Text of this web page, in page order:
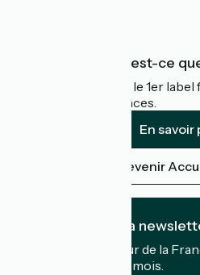
Accueil Vélo qu'est-ce
Accueil Vélo c'est le 1er
cyclistes en vacances.
En savoir
Devenir
Je m'abonne à la
Recevez le meilleur de la
boîte mail chaque mois.